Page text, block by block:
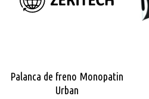
Palanca de freno Monopatin
Urban